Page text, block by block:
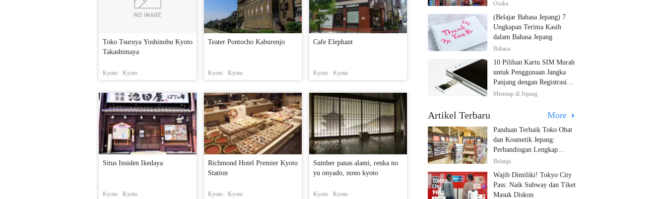
Toko Tsuruya Yoshinobu Kyoto
Takashimaya
Kyoto Kyoto
Teater Pontocho Kaburenjo
Kyoto Kyoto
Cafe Elephant
Kyoto Kyoto
Situs Insiden Ikedaya
Kyoto Kyoto
Richmond Hotel Premier Kyoto
Station
Kyoto Kyoto
Sumber panas alami, renka no
yu onyado, nono kyoto
Kyoto Kyoto
Osaka
(Belajar Bahasa Jepang) 7
Ungkapan Terima Kasih
dalam Bahasa Jepang
Bahasa
10 Pilihan Kartu SIM Murah
untuk Penggunaan Jangka
Panjang dengan Registrasi
Multibahasa!
Menetap di Jepang
Artikel Terbaru More
Panduan Terbaik Toko Obat
dan Kosmetik Jepang:
Perbandingan Lengkap
Diskon dari 12 Toko Farmasi
Belanja
Wajib Dimiliki! Tokyo City
Pass: Naik Subway dan Tiket
Masuk Diskon